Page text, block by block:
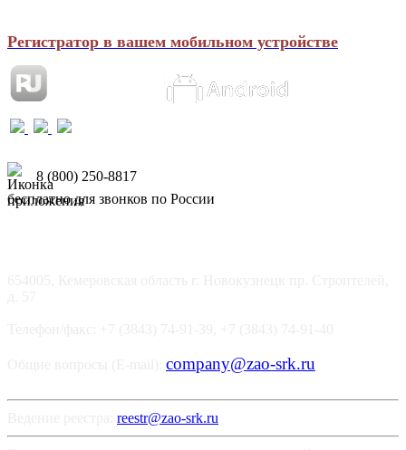
Регистратор в вашем мобильном устройстве
8 (800) 250-8817
бесплатно для звонков по России
company@zao-srk.ru
reestr@zao-srk.ru